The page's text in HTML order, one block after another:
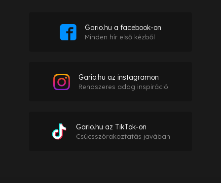
Gario.hu a facebook-on
Minden hír első kézből
Gario.hu az instagramon
Rendszeres adag inspiráció
Gario.hu az TikTok-on
Csúcsszórakoztatás javában